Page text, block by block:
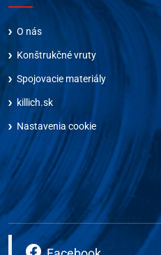
O nás
Konštrukčné vruty
Spojovacie materiály
killich.sk
Nastavenia cookie